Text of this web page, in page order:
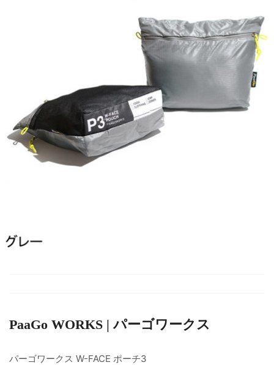
PaaGo WORKS | パーゴワークス
パーゴワークス W-FACE ポーチ3